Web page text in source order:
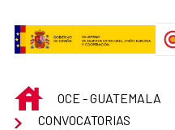
INICIOOCE - GUATEMALA
CONVOCATORIAS